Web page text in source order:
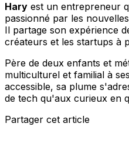
Hary est un entrepreneur
passionné par les
Il partage son expérience
créateurs et les startups à
Père de deux enfants et
multiculturel et familial à
accessible, sa plume
de tech qu'aux curieux en
Partager cet article